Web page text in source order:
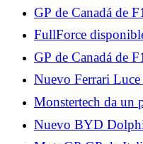
de encontrar el
increíble”
GP de Canadá de
resultado de
Colapinto
FullForce
DD Pro de Fanatec.
GP de Canadá de
encantado, quiere
Nuevo Ferrari
eléctrico, 5 plazas
Monstertech da un
las cabinas de
Nuevo BYD
autonomía